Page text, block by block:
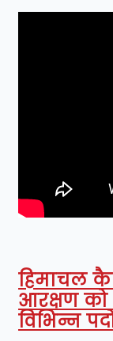
हिमाचल
आरक्षण को
विभिन्न